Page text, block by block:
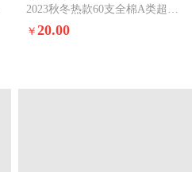
2023秋冬热款60支全棉A类超柔羽丝超低枕白色48*74cm
￥ 20.00